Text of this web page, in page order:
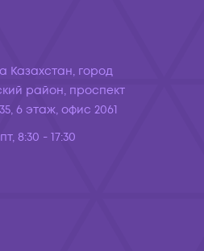
Казахстан, город
район, проспект
6 этаж, офис 2061
8:30 - 17:30